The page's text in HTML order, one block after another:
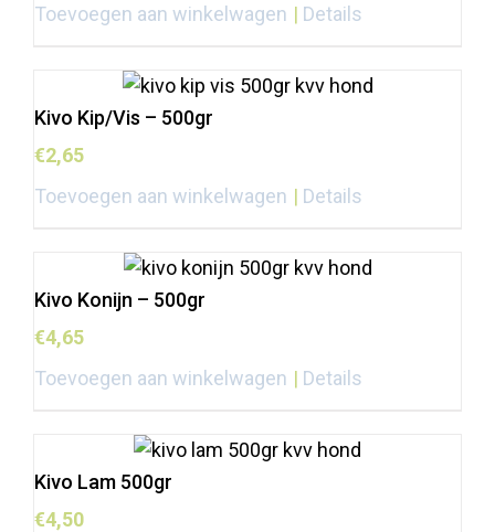
Toevoegen aan winkelwagen
Details
Kivo Kip/Vis – 500gr
€2,65
Toevoegen aan winkelwagen
Details
Kivo Konijn – 500gr
€4,65
Toevoegen aan winkelwagen
Details
Kivo Lam 500gr
€4,50